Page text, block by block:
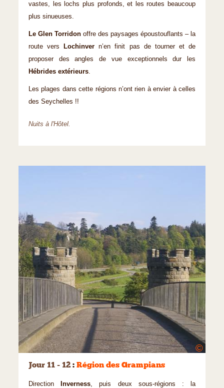
vastes, les lochs plus profonds, et les routes beaucoup
plus sinueuses.
Le Glen Torridon offre des paysages époustouflants – la
route vers
Lochinver n’en finit pas de tourner et de
proposer des angles de vue exceptionnels dur les
Hébrides extérieurs.
Les plages dans cette régions n’ont rien à envier à celles
des Seychelles !!
Nuits à l'Hôtel.
©
Jour 11 - 12 : Région des Grampians
Direction Inverness, puis deux sous-régions : la